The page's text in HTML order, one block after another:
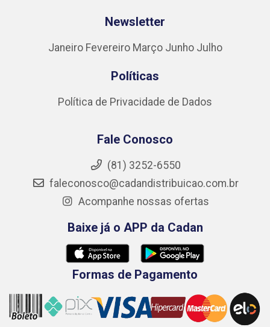
Newsletter
Janeiro Fevereiro Março Junho Julho
Políticas
Política de Privacidade de Dados
Fale Conosco
(81) 3252-6550
faleconosco@cadandistribuicao.com.br
Acompanhe nossas ofertas
Baixe já o APP da Cadan
Formas de Pagamento